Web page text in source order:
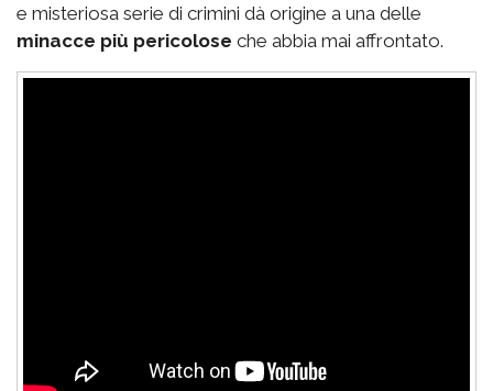
e misteriosa serie di crimini dà origine a una delle
minacce più pericolose che abbia mai affrontato.